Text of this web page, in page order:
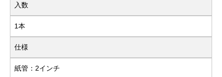
入数
1本
仕様
紙管：2インチ